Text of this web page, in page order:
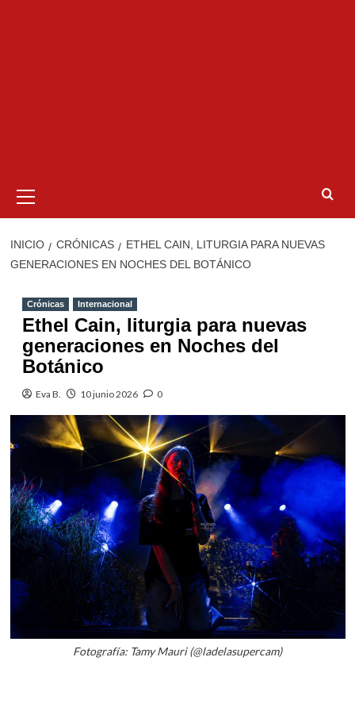
primario
INICIO CRÓNICAS
ETHEL CAIN, LITURGIA PARA NUEVAS
GENERACIONES EN NOCHES DEL BOTÁNICO
Crónicas Internacional
Ethel Cain, liturgia para nuevas
generaciones en Noches del
Botánico
Eva B. 10 junio 2026 0
Fotografía: Tamy Mauri (@ladelasupercam)